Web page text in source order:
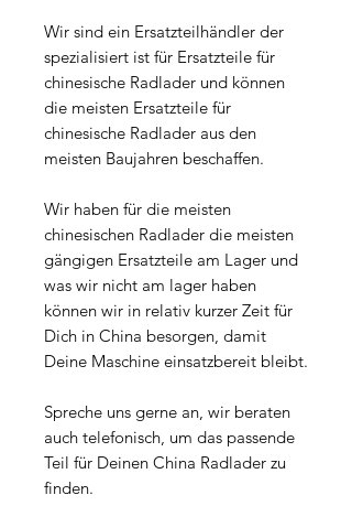
Wir sind ein Ersatzteilhändler der
spezialisiert ist für Ersatzteile für
chinesische Radlader und können
die meisten Ersatzteile für
chinesische Radlader aus den
meisten Baujahren beschaffen.
Wir haben für die meisten
chinesischen Radlader die meisten
gängigen Ersatzteile am Lager und
was wir nicht am lager haben
können wir in relativ kurzer Zeit für
Dich in China besorgen, damit
Deine Maschine einsatzbereit bleibt.
Spreche uns gerne an, wir beraten
auch telefonisch, um das passende
Teil für Deinen China Radlader zu
finden.